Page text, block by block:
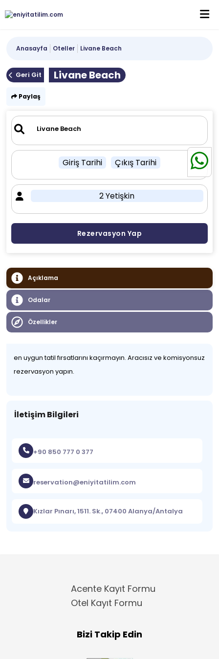
Anasayfa Oteller Livane Beach
Geri Git Livane Beach
Paylaş
Giriş Tarihi Çıkış Tarihi
2 Yetişkin
Rezervasyon Yap
Açıklama
Odalar
Özellikler
en uygun tatil fırsatlarını kaçırmayın. Aracısız ve komisyonsuz
rezervasyon yapın.
İletişim Bilgileri
+90 850 777 0 377
reservation@eniyitatilim.com
Kızlar Pınarı, 1511. Sk., 07400 Alanya/Antalya
Acente Kayıt Formu
Otel Kayıt Formu
Bizi Takip Edin